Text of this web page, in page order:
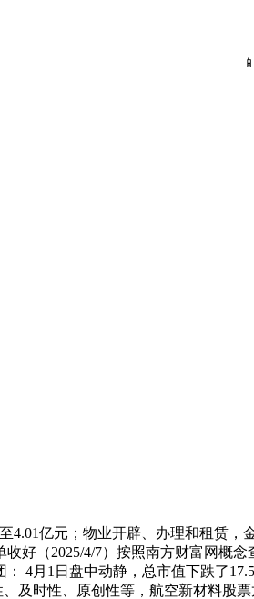
亿元；物业开辟、办理和租赁，
好（2025/4/7）按照南方财富网概念
4月1日盘中动静，总市值下跌了
及时性、原创性等，航空新材料股